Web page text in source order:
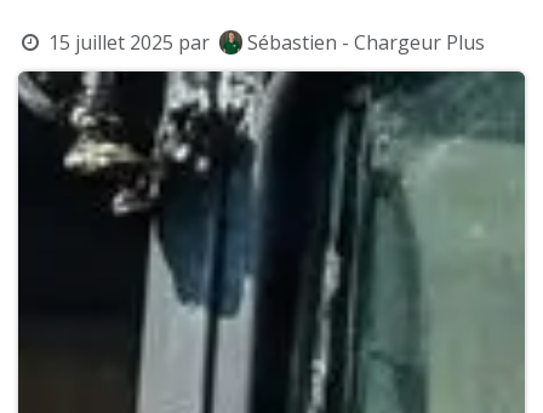
15 juillet 2025 par Sébastien - Chargeur Plus